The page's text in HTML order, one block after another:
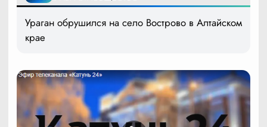
Ураган обрушился на село Вострово в Алтайском
крае